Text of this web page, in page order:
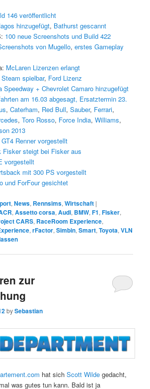
146 veröffentlicht
hinzugefügt, Bathurst gescannt
100 neue Screenshots und Build 422
von Mugello, erstes Gameplay
McLaren Lizenzen erlangt
spielbar, Ford Lizenz
Speedway + Chevrolet Camaro hinzugefügt
am 16.03 abgesagt, Ersatztermin 23.
, Caterham, Red Bull, Sauber, Ferrari,
, Toro Rosso, Force India, Williams,
2013
Renner vorgestellt
Fisker steigt bei Fisker aus
vorgestellt
mit 300 PS vorgestellt
und ForFour gesichtet
,News, Rennsims,Wirtschaft |
,Assetto corsa,Audi, BMW,F1,Fisker,
CARS, RaceRoom Experience,
,rFactor,Simbin,Smart,Toyota,VLN
zur
bySebastian
hat sichScott Wilde gedacht,
was gutes tun kann. Bald ist ja